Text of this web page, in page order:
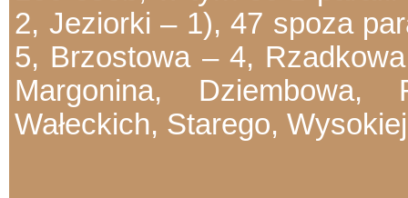
2, Jeziorki – 1), 47 spoza
5, Brzostowa – 4,
Margonina, Dziembowa,
Wałeckich, Starego,